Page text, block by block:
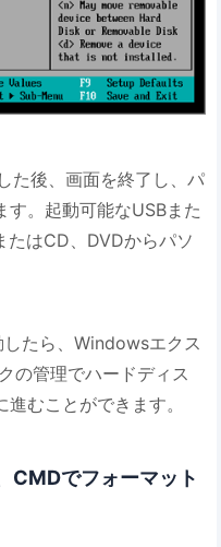
た後、画面を終了し、パ
す。起動可能なUSBまた
たはCD、DVDからパソ
たら、Windowsエクス
の管理でハードディス
むことができます。
CMDでフォーマット